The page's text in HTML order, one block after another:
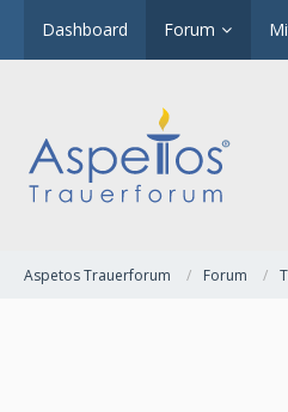
Dashboard Forum
Aspetos Trauerforum Forum